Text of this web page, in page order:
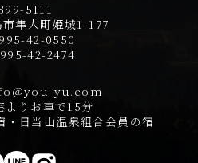
5111
隼人町姫城1-177
42-0550
42-2474
yu.com
よりお車で15分
・日当山温泉組合会員の宿